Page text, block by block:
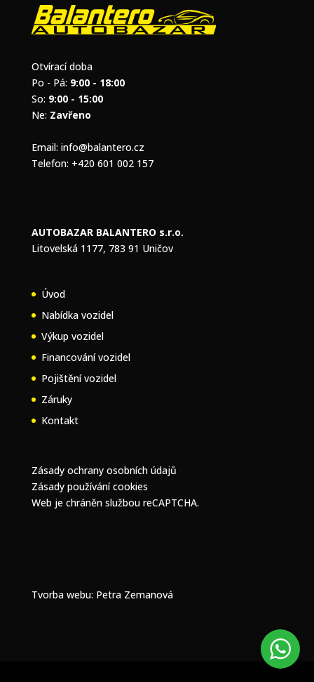
Otvírací doba
Po - Pá: 9:00 - 18:00
So: 9:00 - 15:00
Ne: Zavřeno
Email: info@balantero.cz
Telefon: +420 601 002 157
AUTOBAZAR BALANTERO s.r.o.
Litovelská 1177, 783 91 Uničov
Úvod
Nabídka vozidel
Výkup vozidel
Financování vozidel
Pojištění vozidel
Záruky
Kontakt
Zásady ochrany osobních údajů
Zásady používání cookies
Web je chráněn službou reCAPTCHA.
Tvorba webu: Petra Zemanová